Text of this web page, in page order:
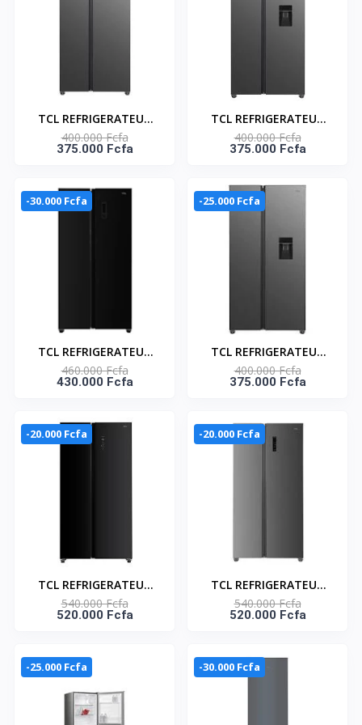
TCL REFRIGERATEUR
AMERICAIN 2 PORTES
433LT - P572SBSG
400.000 Fcfa
375.000 Fcfa
TCL REFRIGERATEUR
AMERICAIN DEUX
PORTES DISTRIBUTEUR
P575SBGWD
400.000 Fcfa
375.000 Fcfa
-30.000 Fcfa
TCL REFRIGERATEUR
AMERICAIN DEUX
PORTES NOIR-MIROIR
P692SBBG
460.000 Fcfa
430.000 Fcfa
-25.000 Fcfa
TCL REFRIGERATEUR
AMERICAIN DEUX
PORTES DISTRIBUTEUR
- P692SBNWD
400.000 Fcfa
375.000 Fcfa
-20.000 Fcfa
TCL REFRIGERATEUR
AMERICAIN DEUX
PORTES NOIR-MIROIR
P774SBBG
540.000 Fcfa
520.000 Fcfa
-20.000 Fcfa
TCL REFRIGERATEUR
AMERICAIN DEUX
PORTES INOX COOLING
P774SBN
540.000 Fcfa
520.000 Fcfa
-25.000 Fcfa -30.000 Fcfa